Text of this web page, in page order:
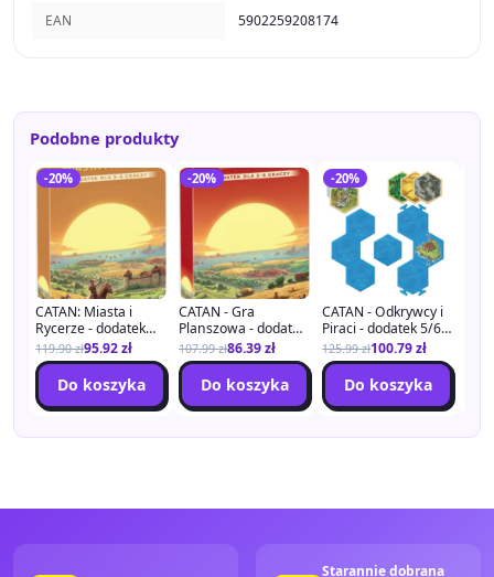
EAN 5902259208174
Podobne produkty
-20%
CATAN: Miasta i
Rycerze - dodatek
5/6 graczy(2025)
119.90zł95.92zł
Do koszyka
-20%
CATAN - Gra
Planszowa - dodatek
5/6 (2025)
107.99zł86.39zł
Do koszyka
-20%
CATAN - Odkrywcy i
Piraci - dodatek 5/6
(2025)
125.99zł100.79zł
Do koszyka
Starannie dobrana